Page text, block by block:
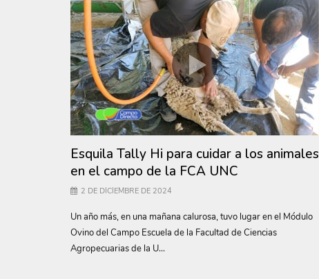
Esquila Tally Hi para cuidar a los animales
en el campo de la FCA UNC
2 DE DICIEMBRE DE 2024
Un año más, en una mañana calurosa, tuvo lugar en el Módulo
Ovino del Campo Escuela de la Facultad de Ciencias
Agropecuarias de la U...